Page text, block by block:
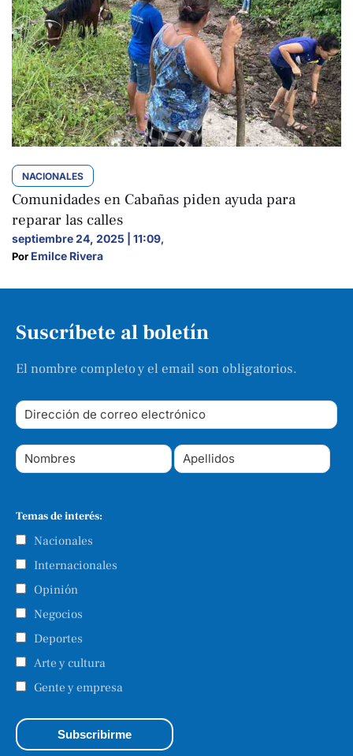
NACIONALES
Comunidades en Cabañas piden ayuda para
reparar las calles
septiembre 24, 2025 | 11:09,
Por Emilce Rivera
Suscríbete al boletín
El nombre completo y el email son obligatorios.
Temas de interés:
Nacionales
Internacionales
Opinión
Negocios
Deportes
Arte y cultura
Gente y empresa